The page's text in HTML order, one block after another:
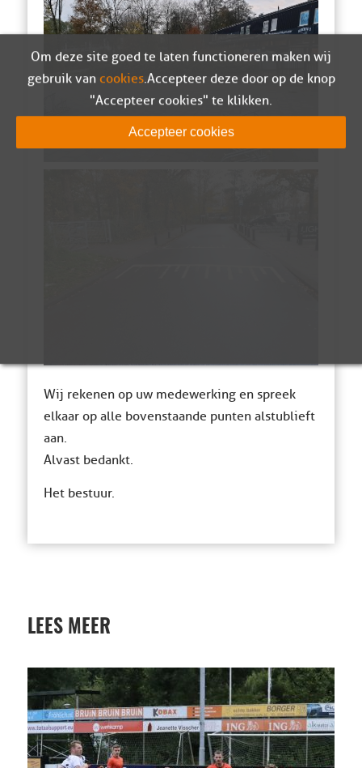
Wij rekenen op uw medewerking en spreek
elkaar op alle bovenstaande punten alstublieft
aan.
Alvast bedankt.
Het bestuur.
LEES MEER
Om deze site goed te laten functioneren maken wij
gebruik van cookies. Accepteer deze door op de knop
"Accepteer cookies" te klikken.
Accepteer cookies